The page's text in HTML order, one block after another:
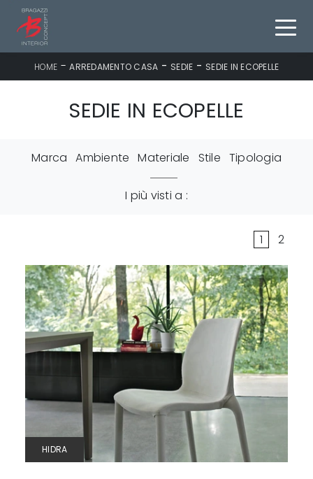
HOME -ARREDAMENTO CASA - SEDIE - SEDIE IN ECOPELLE
SEDIE IN ECOPELLE
Marca Ambiente Materiale Stile Tipologia
I più visti a :
1 2
HIDRA